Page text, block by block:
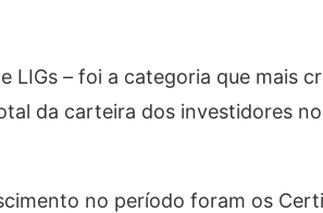
LIGs – foi a categoria que mais
da carteira dos investidores
no período foram os